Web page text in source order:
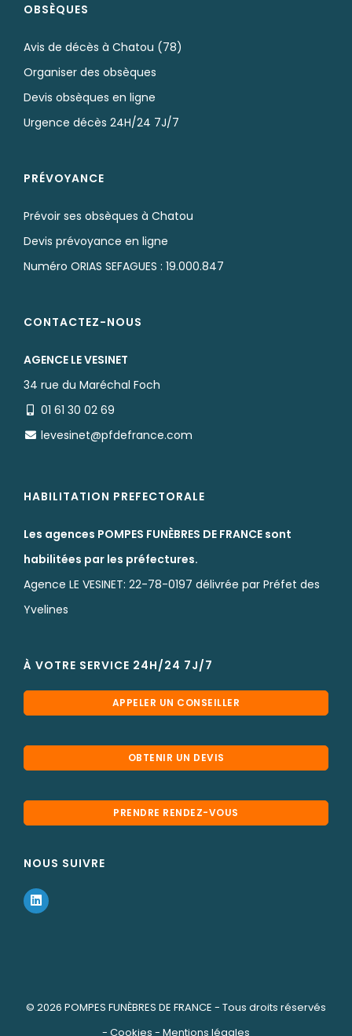
OBSÈQUES
Avis de décès à Chatou (78)
Organiser des obsèques
Devis obsèques en ligne
Urgence décès 24H/24 7J/7
PRÉVOYANCE
Prévoir ses obsèques à Chatou
Devis prévoyance en ligne
Numéro ORIAS SEFAGUES : 19.000.847
CONTACTEZ-NOUS
AGENCE LE VESINET
34 rue du Maréchal Foch
01 61 30 02 69
levesinet@pfdefrance.com
HABILITATION PREFECTORALE
Les agences POMPES FUNÈBRES DE FRANCE sont
habilitées par les préfectures.
Agence LE VESINET: 22-78-0197 délivrée par Préfet des
Yvelines
À VOTRE SERVICE 24H/24 7J/7
APPELER UN CONSEILLER
OBTENIR UN DEVIS
PRENDRE RENDEZ-VOUS
NOUS SUIVRE
© 2026 POMPES FUNÈBRES DE FRANCE - Tous droits réservés
- Cookies - Mentions légales